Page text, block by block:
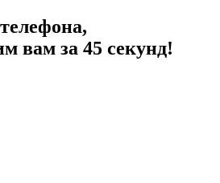
вам за 45 секунд!